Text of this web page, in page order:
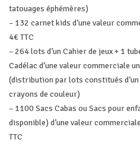
tatouages éphémères)
– 132 carnet kids d’une valeur
4€ TTC
– 264 lots d’un Cahier de jeux + 1
Cadélac d’une valeur commerciale
(distribution par lots constitués d’un
crayons de couleur)
– 1100 Sacs Cabas ou Sacs pour
disponible) d’une valeur
TTC